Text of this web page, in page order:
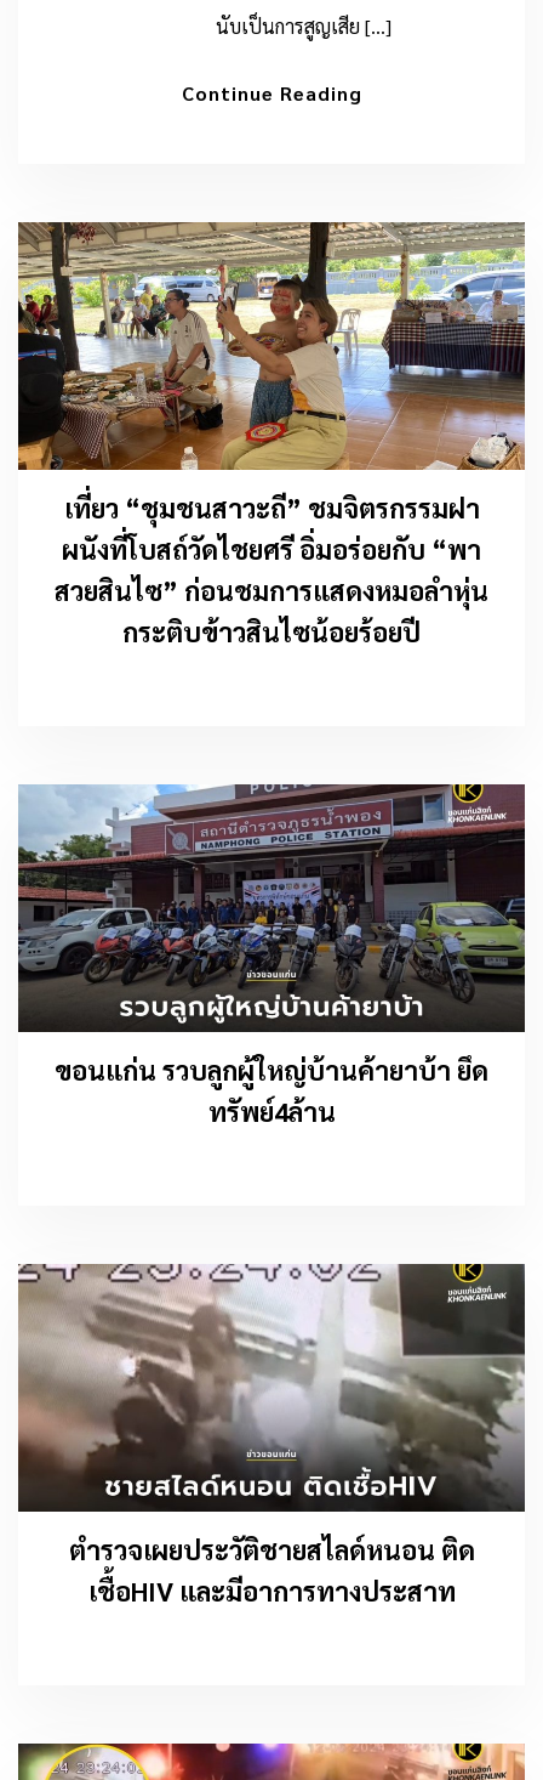
นับเป็นการสูญเสีย […]
Continue Reading
เที่ยว “ชุมชนสาวะถี” ชมจิตรกรรมฝา
ผนังที่โบสถ์วัดไชยศรี อิ่มอร่อยกับ “พา
สวยสินไซ” ก่อนชมการแสดงหมอลำหุ่น
กระติบข้าวสินไซน้อยร้อยปี
ขอนแก่น รวบลูกผู้ใหญ่บ้านค้ายาบ้า ยึด
ทรัพย์4ล้าน
ตำรวจเผยประวัติชายสไลด์หนอน ติด
เชื้อHIV และมีอาการทางประสาท